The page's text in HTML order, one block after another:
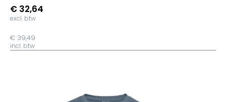
€ 32,64
excl. btw
€ 39,49
incl. btw